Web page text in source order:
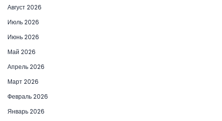
Август 2026
Июль 2026
Июнь 2026
Май 2026
Апрель 2026
Март 2026
Февраль 2026
Январь 2026